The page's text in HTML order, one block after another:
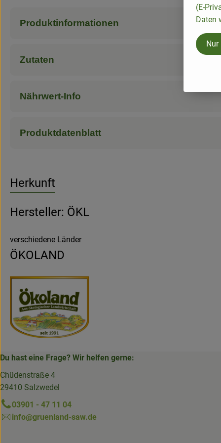
Produktinformationen
Zutaten
Nährwert-Info
Produktdatenblatt
Herkunft
Hersteller: ÖKL
verschiedene Länder
ÖKOLAND
Du hast eine Frage? Wir helfen gerne:
Chüdenstraße 4
29410 Salzwedel
03901 - 47 11 04
info@gruenland-saw.de
(E-
Daten
Nur